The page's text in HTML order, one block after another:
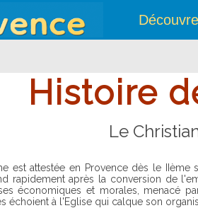
Histoire
Le
rapidement après la conversion de
économiques et morales, menacé
échoient à l'Eglise qui calque son